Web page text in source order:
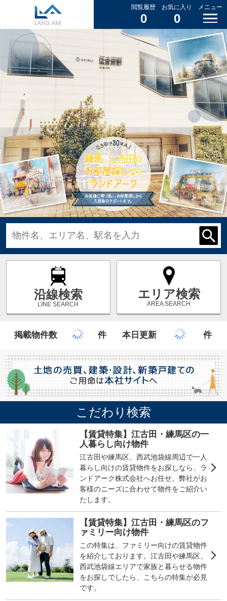
閲覧履歴
0
お気に入り
0
メニュー
沿線検索
LINE SEARCH
エリア検索
AREA SEARCH
掲載物件数 件 本日更新 件
こだわり検索
【賃貸特集】江古田・練馬区の一
人暮らし向け物件
江古田や練馬区、西武池袋線周辺で一人
暮らし向けの賃貸物件をお探しなら、ラ
ンドアーク株式会社へお任せ。弊社がお
客様のニーズに合わせて物件をご紹介い
たします。
【賃貸特集】江古田・練馬区のフ
ァミリー向け物件
この特集は、ファミリー向けの賃貸物件
を紹介しております。江古田や練馬区、
西武池袋線エリアで家族と暮らせる物件
をお探しでしたら、こちらの特集が必見
です。